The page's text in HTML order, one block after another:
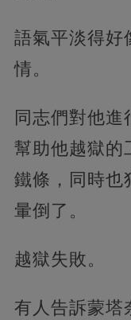
語氣平淡得好
情。
同志們對他進
幫助他越獄的
鐵條，同時也
暈倒了。
越獄失敗。
有人告訴蒙塔